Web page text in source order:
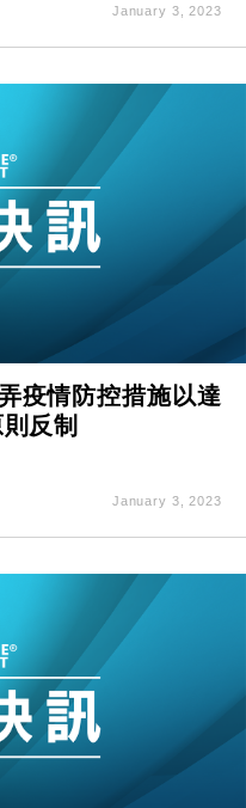
January 3, 2023
疫情防控措施以達
反制
January 3, 2023